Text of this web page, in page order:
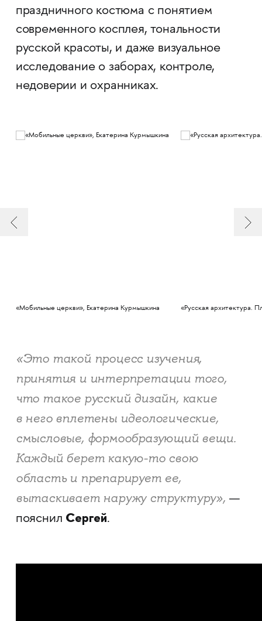
праздничного костюма с понятием
современного косплея, тональности
русской красоты, и даже визуальное
исследование о заборах, контроле,
недоверии и охранниках.
«Мобильные церкви», Екатерина Курмышкина «Русская архитектура.
«Это такой процесс изучения,
принятия и интерпретации того,
что такое русский дизайн, какие
в него вплетены идеологические,
смысловые, формообразующий вещи.
Каждый берет какую-то свою
область и препарирует ее,
вытаскивает наружу структуру», —
пояснил Сергей.